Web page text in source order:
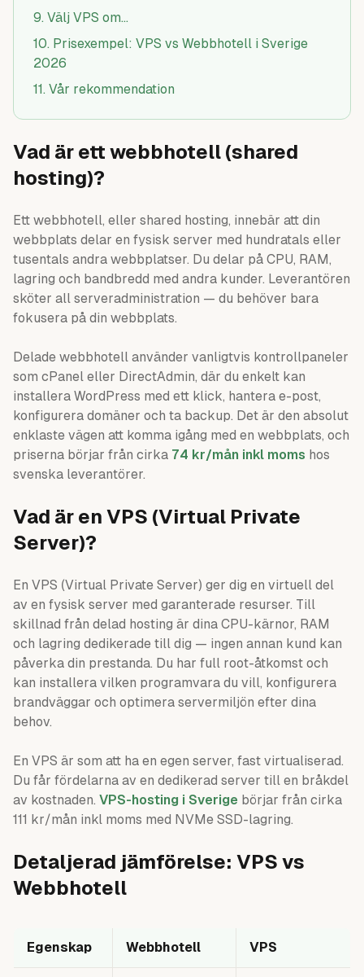
9. Välj VPS om...
10. Prisexempel: VPS vs Webbhotell i Sverige
2026
11. Vår rekommendation
Vad är ett webbhotell (shared
hosting)?
Ett webbhotell, eller shared hosting, innebär att din
webbplats delar en fysisk server med hundratals eller
tusentals andra webbplatser. Du delar på CPU, RAM,
lagring och bandbredd med andra kunder. Leverantören
sköter all serveradministration — du behöver bara
fokusera på din webbplats.
Delade webbhotell använder vanligtvis kontrollpaneler
som cPanel eller DirectAdmin, där du enkelt kan
installera WordPress med ett klick, hantera e-post,
konfigurera domäner och ta backup. Det är den absolut
enklaste vägen att komma igång med en webbplats, och
priserna börjar från cirka 74 kr/mån inkl moms hos
svenska leverantörer.
Vad är en VPS (Virtual Private
Server)?
En VPS (Virtual Private Server) ger dig en virtuell del
av en fysisk server med garanterade resurser. Till
skillnad från delad hosting är dina CPU-kärnor, RAM
och lagring dedikerade till dig — ingen annan kund kan
påverka din prestanda. Du har full root-åtkomst och
kan installera vilken programvara du vill, konfigurera
brandväggar och optimera servermiljön efter dina
behov.
En VPS är som att ha en egen server, fast virtualiserad.
Du får fördelarna av en dedikerad server till en bråkdel
av kostnaden. VPS-hosting i Sverige börjar från cirka
111 kr/mån inkl moms med NVMe SSD-lagring.
Detaljerad jämförelse: VPS vs
Webbhotell
Egenskap Webbhotell VPS